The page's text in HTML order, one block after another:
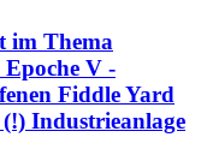
im Thema
V -
Fiddle Yard
Industrieanlage